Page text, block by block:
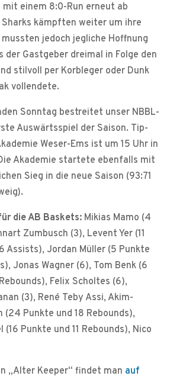
einem 8:0-Run erneut ab
kämpften weiter um ihre
jedoch jegliche Hoffnung
der Gastgeber dreimal in Folge den
stilvoll per Korbleger oder Dunk
vollendete.
Sonntag bestreitet unser NBBL-
Auswärtsspiel der Saison. Tip-
Weser-Ems ist um 15 Uhr in
Akademie startete ebenfalls mit
Sieg in die neue Saison (93:71
die AB Baskets:Mikias Mamo (4
Zumbusch (3), Levent Yer (11
Assists), Jordan Müller (5 Punkte
Jonas Wagner (6), Tom Benk (6
Felix Scholtes (6),
(3), René Teby Assi, Akim-
(24 Punkte und 18 Rebounds),
(16 Punkte und 11 Rebounds), Nico
„Alter Keeper“ findet man auf